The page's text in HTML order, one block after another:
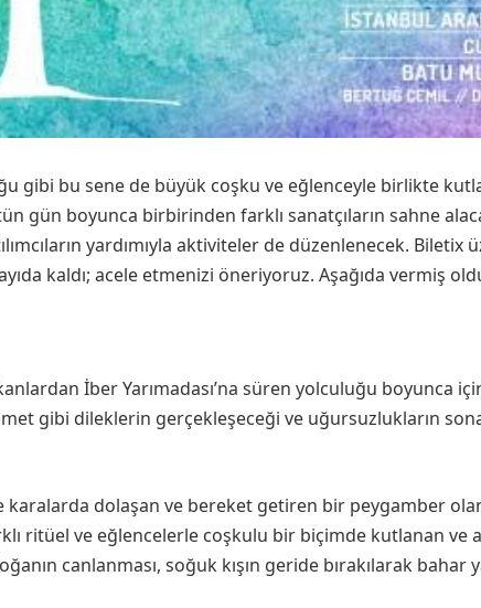
gibi bu sene de büyük coşku ve eğlenceyle birlikte
gün boyunca birbirinden farklı sanatçıların sahne
yardımıyla aktiviteler de düzenlenecek. Biletix
kaldı; acele etmenizi öneriyoruz. Aşağıda vermiş
İber Yarımadası’na süren yolculuğu
gibi dileklerin gerçekleşeceği ve uğursuzlukların
karalarda dolaşan ve bereket getiren bir peygamber
ritüel ve eğlencelerle coşkulu bir biçimde kutlanan ve
canlanması, soğuk kışın geride bırakılarak